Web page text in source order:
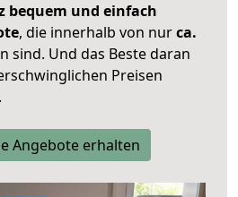
bequem und einfach
, die innerhalb von nurca.
sind. Und das Beste daran
Preisen
Angebote erhalten